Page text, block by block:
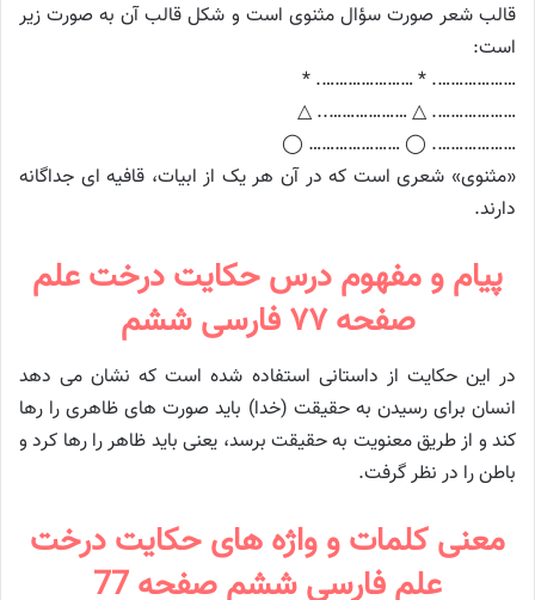
قالب شعر صورت سؤال مثنوی است و شکل قالب آن به صورت زیر
است:
………………. * …………………. *
………………. △ ……………….. △
………………. ◯ ………………… ◯
«مثنوی» شعری است که در آن هر یک از ابیات، قافیه‌ ای جداگانه
دارند.
پیام و مفهوم درس حکایت درخت علم
صفحه ۷۷ فارسی ششم
در این حکایت از داستانی استفاده شده است که نشان می دهد
انسان برای رسیدن به حقیقت (خدا) باید صورت های ظاهری را رها
کند و از طریق معنویت به حقیقت برسد، یعنی باید ظاهر را رها کرد و
باطن را در نظر گرفت.
معنی کلمات و واژه های حکایت درخت
علم فارسی ششم صفحه 77